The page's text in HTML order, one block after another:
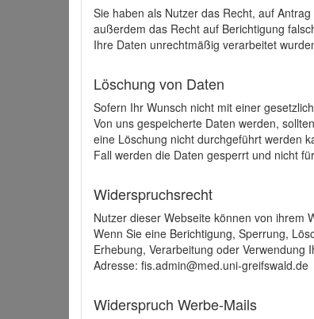
Sie haben als Nutzer das Recht, auf
außerdem das Recht auf Berichtigung
Ihre Daten unrechtmäßig verarbeitet
Löschung von Daten
Sofern Ihr Wunsch nicht mit einer
Von uns gespeicherte Daten werden,
eine Löschung nicht durchgeführt werden
Fall werden die Daten gesperrt und nicht
Widerspruchsrecht
Nutzer dieser Webseite können von ihrem
Wenn Sie eine Berichtigung, Sperrung,
Erhebung, Verarbeitung oder
Adresse: fis.admin@med.uni-greifswald.de
Widerspruch Werbe-Mails